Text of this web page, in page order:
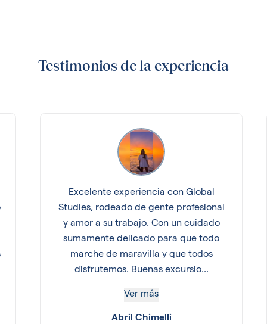
Testimonios de la experiencia
Excelente experiencia con Global
Studies, rodeado de gente profesional
y amor a su trabajo. Con un cuidado
sumamente delicado para que todo
marche de maravilla y que todos
disfrutemos. Buenas excursio...
Ver más
Abril Chimelli